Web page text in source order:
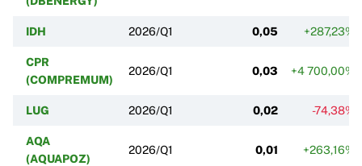
IDH 2026/Q1 0,05 +287,23%
CPR
(COMPREMUM)
2026/Q1 0,03 +4 700,00%
LUG 2026/Q1 0,02 -74,38%
AQA
(AQUAPOZ)
2026/Q1 0,01 +263,16%